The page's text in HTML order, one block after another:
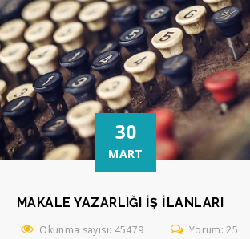
30
MART
MAKALE YAZARLIĞI İŞ İLANLARI
Okunma sayısı: 45479 Yorum: 25